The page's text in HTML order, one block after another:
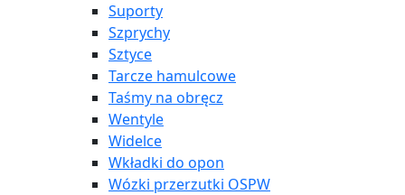
Suporty
Szprychy
Sztyce
Tarcze hamulcowe
Taśmy na obręcz
Wentyle
Widelce
Wkładki do opon
Wózki przerzutki OSPW